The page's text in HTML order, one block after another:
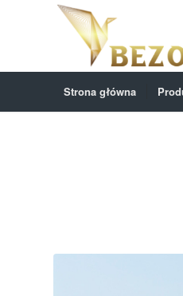
Strona główna